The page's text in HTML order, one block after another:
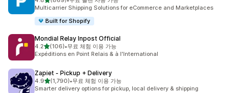
총 리뷰 869개
Multicarrier Shipping Solutions for eCommerce and Marketplaces
Built for Shopify
Mondial Relay Inpost Official
4.2별 5개 중
(106)
총 리뷰 106개
•무료 체험 이용 가능
Expéditions en Point Relais & à l'International
Zapiet ‑ Pickup + Delivery
4.9별 5개 중
(1,790)
총 리뷰 1790개
•무료 체험 이용 가능
Smarter delivery options for pickup, local delivery & shipping